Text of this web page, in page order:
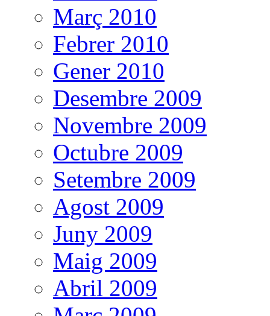
Març 2010
Febrer 2010
Gener 2010
Desembre 2009
Novembre 2009
Octubre 2009
Setembre 2009
Agost 2009
Juny 2009
Maig 2009
Abril 2009